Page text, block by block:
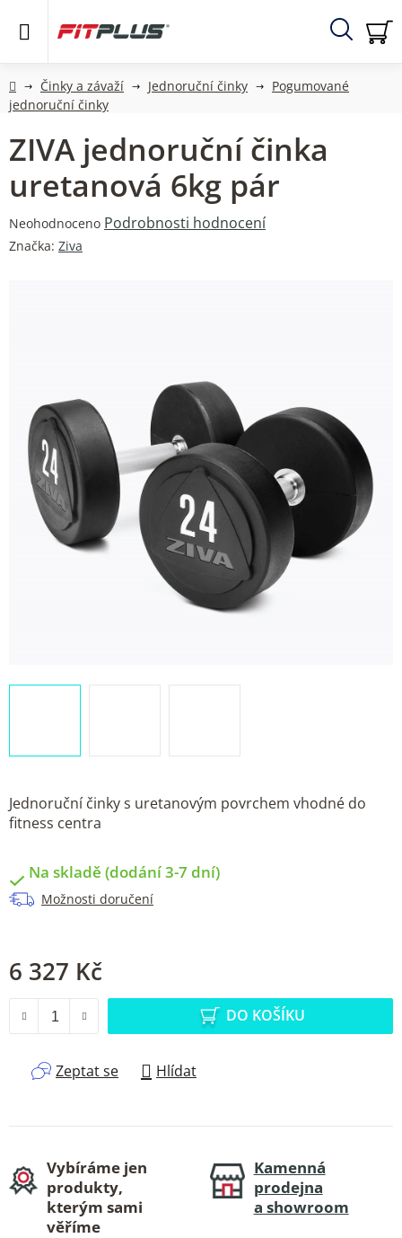
Hledat
DomůČinky a závaží Jednoruční činky
Pogumované
jednoruční činky
Jednoruční činky s uretanovým povrchem vhodné do
fitness centra
Na skladě (dodání 3-7 dní)
Možnosti doručení
6 327 Kč
DO KOŠÍKU
Zeptat se Hlídat
ZIVA jednoruční činka
uretanová 6kg pár
Průměrné
hodnocení
Neohodnoceno Podrobnosti hodnocení
Značka: Ziva
Vybíráme jen
produkty,
kterým sami
věříme
Kamenná
prodejna
a showroom